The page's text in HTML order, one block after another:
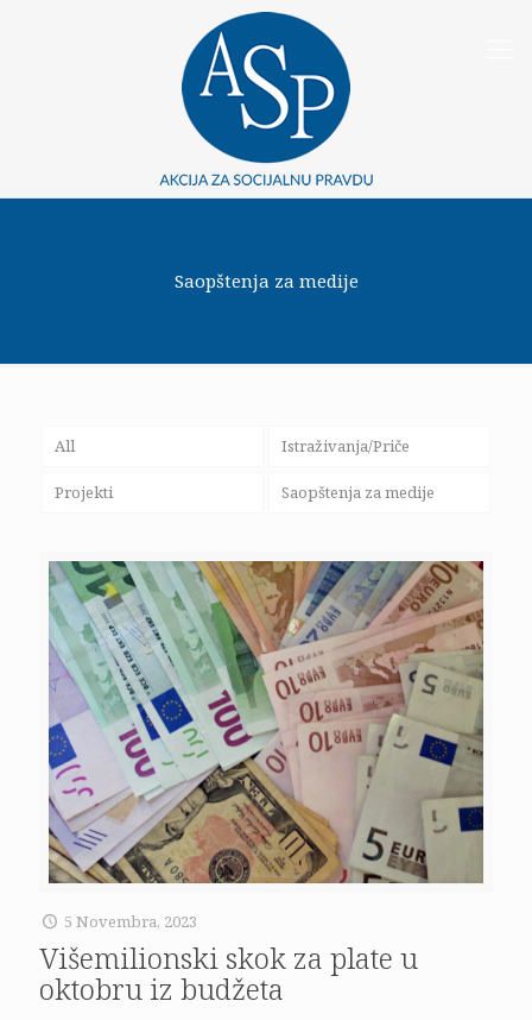
Saopštenja za medije
All Istraživanja/Priče
Projekti Saopštenja za medije
5 Novembra, 2023
Višemilionski skok za plate u
oktobru iz budžeta